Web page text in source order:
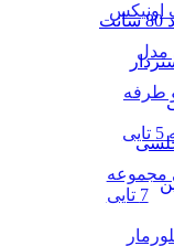
اونیکس
مجموعه
7 تایی